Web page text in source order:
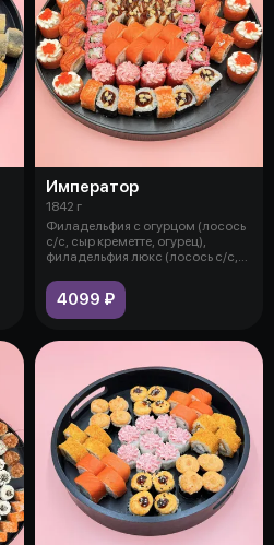
Император
1842 г
Филадельфия с огурцом (лосось
с/с, сыр креметте, огурец),
филадельфия люкс (лосось с/с,
4099 ₽